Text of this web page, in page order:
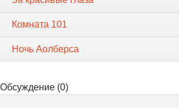
Комната 101
Ночь Аолберса
Обсуждение (0)